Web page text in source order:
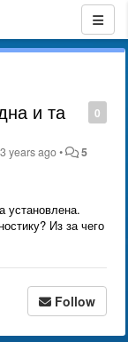
0
и та
3 years ago• 5
установлена.
Из за чего
Follow